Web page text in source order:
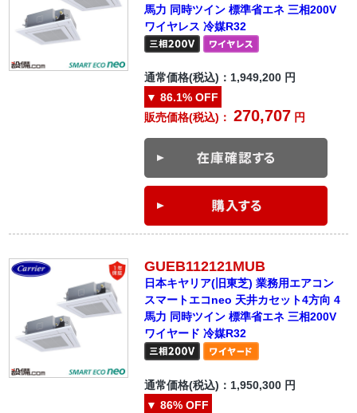
馬力 同時ツイン 標準省エネ 三相200V
ワイヤレス 冷媒R32
通常価格(税込)： 1,949,200 円
▼ 86.1% OFF
販売価格(税込)：270,707 円
GUEB112121MUB
日本キヤリア(旧東芝) 業務用エアコン
スマートエコneo 天井カセット4方向 4
馬力 同時ツイン 標準省エネ 三相200V
ワイヤード 冷媒R32
通常価格(税込)： 1,950,300 円
▼ 86% OFF